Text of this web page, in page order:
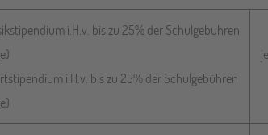
i.H.v. bis zu 25% der Schulgebühren
i.H.v. bis zu 25% der Schulgebühren